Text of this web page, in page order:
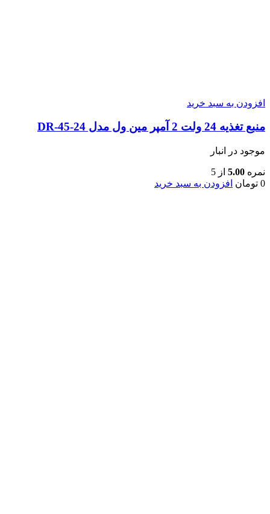
افزودن به سبد خرید
منبع تغذیه 24 ولت 2 آمپر مین ول مدل DR-45-24
موجود در انبار
نمره 5.00 از 5
0 تومان افزودن به سبد خرید